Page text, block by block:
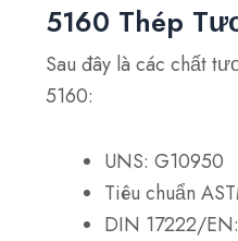
5160 Thép
Sau đây là các chất
5160:
UNS: G10950
Tiêu chuẩn
DIN 17222/